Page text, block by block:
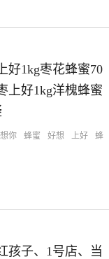
好1kg枣花蜂蜜70
上好1kg洋槐蜂蜜
想你 蜂蜜 好想 上好
蜂
孩子、1号店、当